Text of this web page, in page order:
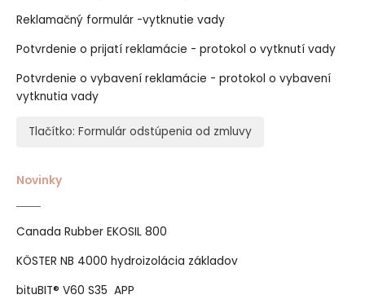
Reklamačný formulár -vytknutie vady
Potvrdenie o prijatí reklamácie - protokol o vytknutí vady
Potvrdenie o vybavení reklamácie - protokol o vybavení
vytknutia vady
Tlačítko: Formulár odstúpenia od zmluvy
Novinky
Canada Rubber EKOSIL 800
KÖSTER NB 4000 hydroizolácia základov
bituBIT® V60 S35 APP